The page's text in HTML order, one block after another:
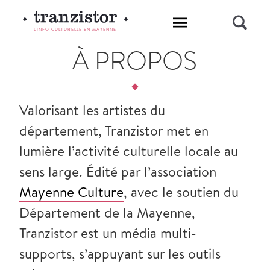
L'INFO CULTURELLE EN MAYENNE
À PROPOS
Valorisant les artistes du
département, Tranzistor met en
lumière l’activité culturelle locale au
sens large. Édité par l’association
Mayenne Culture, avec le soutien du
Département de la Mayenne,
Tranzistor est un média multi-
supports, s’appuyant sur les outils